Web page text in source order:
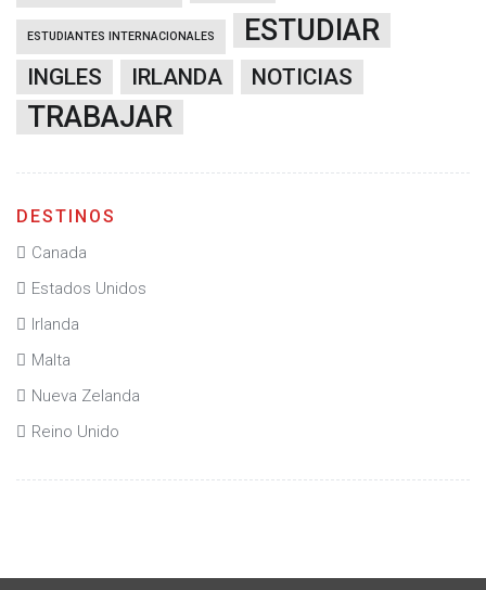
ESTUDIANTES INTERNACIONALES ESTUDIAR
INGLES IRLANDA NOTICIAS
TRABAJAR
DESTINOS
Canada
Estados Unidos
Irlanda
Malta
Nueva Zelanda
Reino Unido